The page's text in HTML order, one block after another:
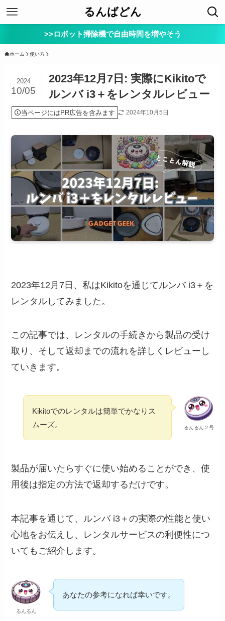
るんばどん
>>ロボット掃除機で自由時間を増やそう
ホーム 使い方
2023年12月7日: 実際にKikitoで
ルンバ i3＋をレンタルレビュー
2024
10/05
当ページにはPR広告を含みます 2024年10月5日
2023年12月7日、私はKikitoを通じてルンバ i3＋を
レンタルしてみました。
この記事では、レンタルの手続きから製品の受け
取り、そして返却までの流れを詳しくレビューし
ていきます。
るんるん２号
Kikitoでのレンタルは簡単でかなりス
ムーズ。
製品が届いたらすぐに使い始めることができ、使
用後は指定の方法で返却するだけです。
本記事を通じて、ルンバ i3＋の実際の性能と使い
心地をお伝えし、レンタルサービスの利便性につ
いてもご紹介します。
るんるん
あなたの参考になれば幸いです。